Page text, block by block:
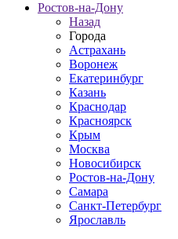
Ростов-на-Дону
Назад
Города
Астрахань
Воронеж
Екатеринбург
Казань
Краснодар
Красноярск
Крым
Москва
Новосибирск
Ростов-на-Дону
Самара
Санкт-Петербург
Ярославль